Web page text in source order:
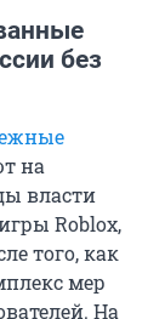
без
на
власти
Roblox,
того, как
мер
На